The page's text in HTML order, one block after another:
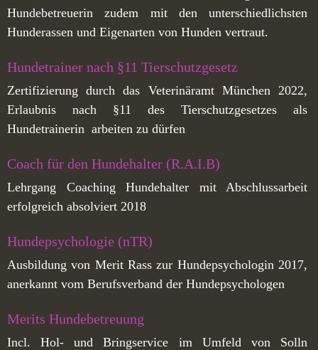
Hundebetreuerin zudem mit den unterschiedlichsten
Hunderassen und Eigenarten von Hunden vertraut.
Hundetrainer nach §11 Tierschutzgesetz
Zertifizierung durch das Veterinäramt München 2022,
Erlaubnis nach §11 des Tierschutzgesetzes als
Hundetrainerin arbeiten zu dürfen
Coach für den Hundehalter (R.A.I.B)
Lehrgang Coaching Hundehalter mit Abschlussarbeit
erfolgreich absolviert 2018
Hundepsychologie (nTR)
Ausbildung von Merit Rass zur Hundepsychologin 2017,
anerkannt vom Berufsverband der Hundepsychologen
Merits Hundebetreuung
Incl. Hol- und Bringservice im Umfeld von Solln